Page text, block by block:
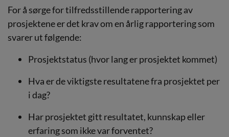
For å sørge for tilfredsstillende rapportering av
prosjektene er det krav om en årlig rapportering som
svarer ut følgende:
Prosjektstatus (hvor lang er prosjektet kommet)
Hva er de viktigste resultatene fra prosjektet per
i dag?
Har prosjektet gitt resultatet, kunnskap eller
erfaring som ikke var forventet?